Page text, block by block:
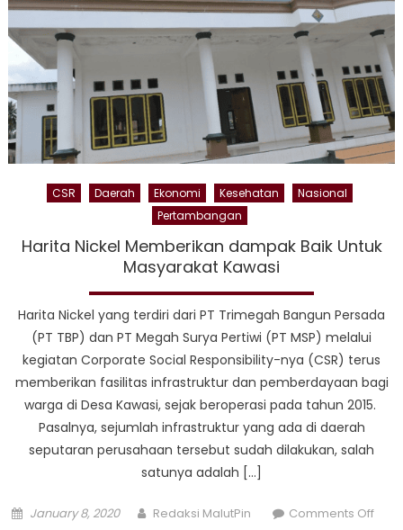
oleh
CSR Daerah Ekonomi Kesehatan
Nasional
Pertambangan
Harita Nickel Memberikan dampak Baik Untuk
Masyarakat Kawasi
Harita Nickel yang terdiri dari PT Trimegah Bangun Persada
(PT TBP) dan PT Megah Surya Pertiwi (PT MSP) melalui
kegiatan Corporate Social Responsibility-nya (CSR) terus
memberikan fasilitas infrastruktur dan pemberdayaan bagi
warga di Desa Kawasi, sejak beroperasi pada tahun 2015.
Pasalnya, sejumlah infrastruktur yang ada di daerah
seputaran perusahaan tersebut sudah dilakukan, salah
satunya adalah […]
Posted
January 8, 2020 Author
Redaksi MalutPin Comments Offon